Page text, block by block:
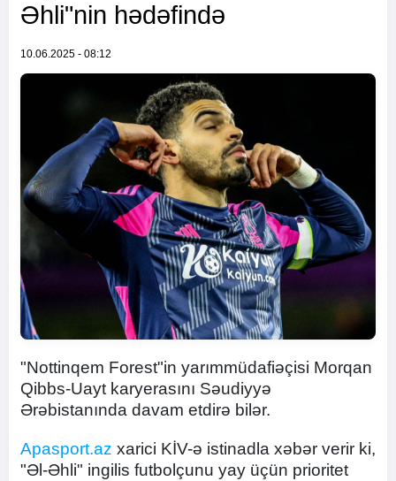
Əhli"nin hədəfində
10.06.2025 - 08:12
"Nottinqem Forest"in yarımmüdafiəçisi Morqan
Qibbs-Uayt karyerasını Səudiyyə
Ərəbistanında davam etdirə bilər.
Apasport.az xarici KİV-ə istinadla xəbər verir ki,
"Əl-Əhli" ingilis futbolçunu yay üçün prioritet